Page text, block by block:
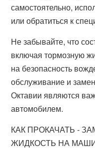
самостоятельно,
или обратиться к
Не забывайте, что
включая тормозную
на безопасность
обслуживание и
Октавии являются
автомобилем.
КАК ПРОКАЧАТЬ -
ЖИДКОСТЬ НА